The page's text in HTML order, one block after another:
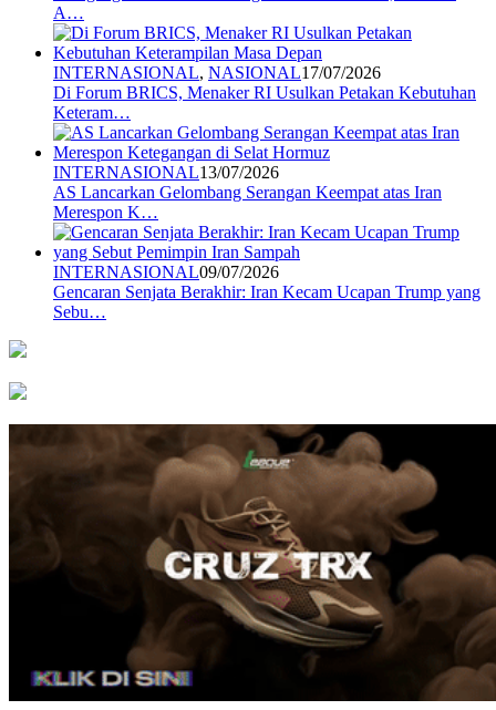
A…
INTERNASIONAL, NASIONAL17/07/2026
Di Forum BRICS, Menaker RI Usulkan Petakan Kebutuhan
Keteram…
INTERNASIONAL13/07/2026
AS Lancarkan Gelombang Serangan Keempat atas Iran
Merespon K…
INTERNASIONAL09/07/2026
Gencaran Senjata Berakhir: Iran Kecam Ucapan Trump yang
Sebu…